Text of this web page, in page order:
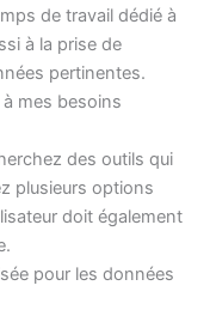
de travail dédié à
à la prise de
pertinentes.
mes besoins
des outils qui
plusieurs options
doit également
pour les données